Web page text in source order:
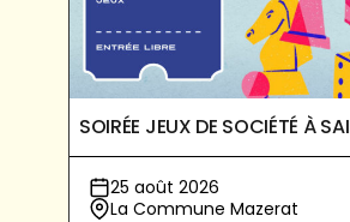
SOIRÉE JEUX DE SOCIÉTÉ À
25 août 2026
La Commune Mazerat